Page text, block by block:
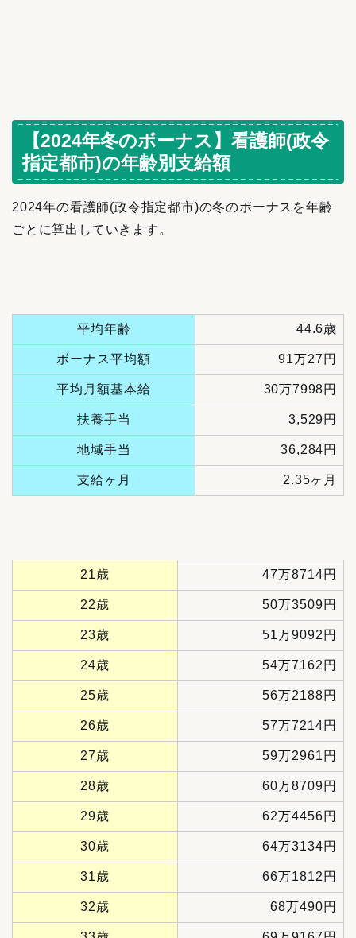
【2024年冬のボーナス】看護師(政令
指定都市)の年齢別支給額
2024年の看護師(政令指定都市)の冬のボーナスを年齢
ごとに算出していきます。
平均年齢 44.6歳
ボーナス平均額 91万27円
平均月額基本給 30万7998円
扶養手当 3,529円
地域手当 36,284円
支給ヶ月 2.35ヶ月
21歳 47万8714円
22歳 50万3509円
23歳 51万9092円
24歳 54万7162円
25歳 56万2188円
26歳 57万7214円
27歳 59万2961円
28歳 60万8709円
29歳 62万4456円
30歳 64万3134円
31歳 66万1812円
32歳 68万490円